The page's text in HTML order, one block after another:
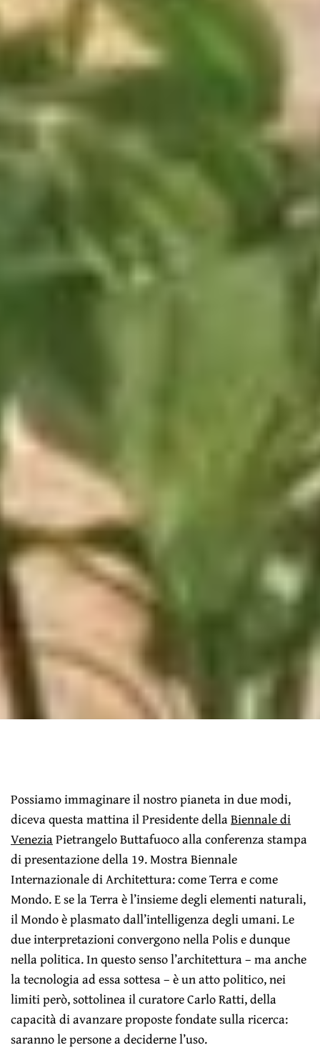
Possiamo immaginare il nostro pianeta in due modi,
diceva questa mattina il Presidente dellaBiennale di
VeneziaPietrangelo Buttafuoco alla conferenza stampa
di presentazione della 19. Mostra Biennale
Internazionale di Architettura: come Terra e come
Mondo. E se la Terra è l’insieme degli elementi naturali,
il Mondo è plasmato dall’intelligenza degli umani. Le
due interpretazioni convergono nella Polis e dunque
nella politica. In questo senso l’architettura – ma anche
la tecnologia ad essa sottesa – è un atto politico, nei
limiti però, sottolinea il curatore Carlo Ratti, della
capacità di avanzare proposte fondate sulla ricerca:
saranno le persone a deciderne l’uso.